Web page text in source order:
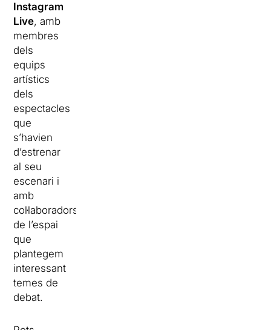
Instagram
Live, amb
membres
dels
equips
artístics
dels
espectacles
que
s’havien
d’estrenar
al seu
escenari i
amb
col·laboradors
de l’espai
que
plantegem
interessant
temes de
debat.